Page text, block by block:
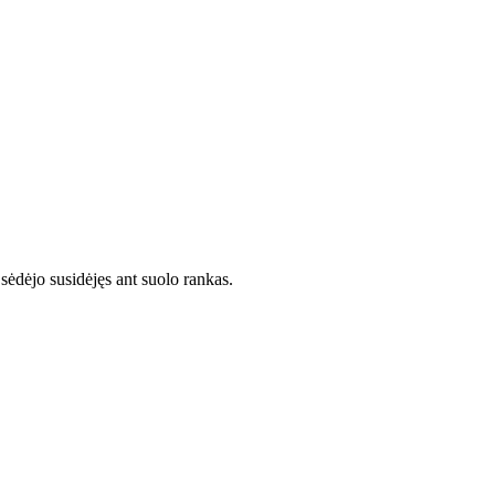
susidėjęs ant suolo rankas.